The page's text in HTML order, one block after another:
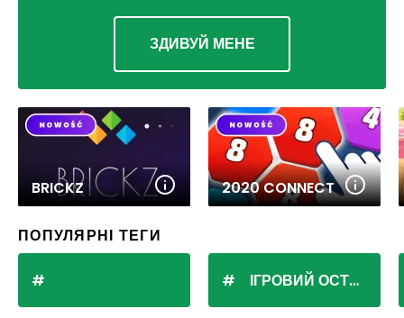
ЗДИВУЙ МЕНЕ
BRICKZ 2020 CONNECT
ПОПУЛЯРНІ ТЕГИ
ІГРОВИЙ ОСТРІВ